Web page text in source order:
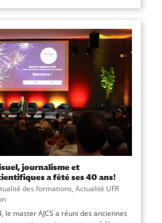
journalisme et
a fêté ses 40 ans!
des formations, Actualité UFR
le master AJCS a réuni des anciennes